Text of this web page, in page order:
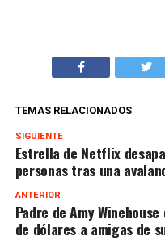
TEMAS RELACIONADOS
SIGUIENTE
Estrella de Netflix
personas tras una
ANTERIOR
Padre de Amy
de dólares a amigas de